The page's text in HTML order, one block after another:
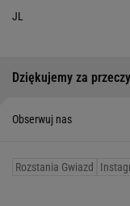
JL
Dziękujemy za
Obserwuj nas
Rozstania Gwiazd